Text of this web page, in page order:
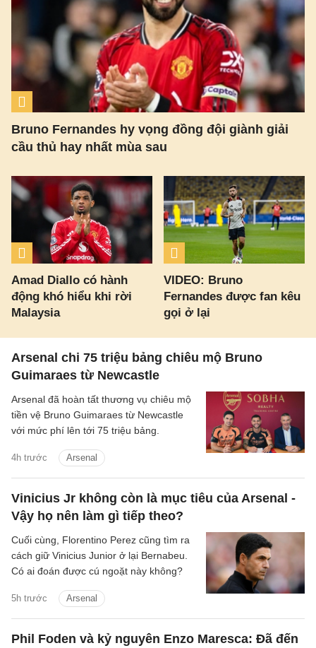
Bruno Fernandes hy vọng đồng đội giành giải
cầu thủ hay nhất mùa sau
Amad Diallo có hành
động khó hiểu khi rời
Malaysia
VIDEO: Bruno
Fernandes được fan kêu
gọi ở lại
Arsenal chi 75 triệu bảng chiêu mộ Bruno
Guimaraes từ Newcastle
4h trước Arsenal
Arsenal đã hoàn tất thương vụ chiêu mộ
tiền vệ Bruno Guimaraes từ Newcastle
với mức phí lên tới 75 triệu bảng.
Vinicius Jr không còn là mục tiêu của Arsenal -
Vậy họ nên làm gì tiếp theo?
5h trước Arsenal
Cuối cùng, Florentino Perez cũng tìm ra
cách giữ Vinicius Junior ở lại Bernabeu.
Có ai đoán được cú ngoặt này không?
Phil Foden và kỷ nguyên Enzo Maresca: Đã đến